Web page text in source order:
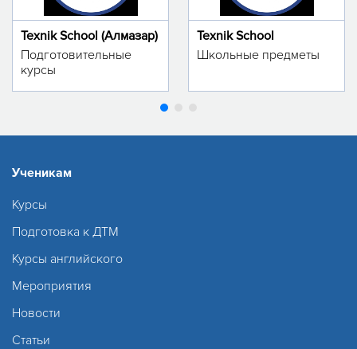
Texnik School (Алмазар)
Подготовительные
курсы
Texnik School
Школьные предметы
Ученикам
Курсы
Подготовка к ДТМ
Курсы английского
Мероприятия
Новости
Статьи